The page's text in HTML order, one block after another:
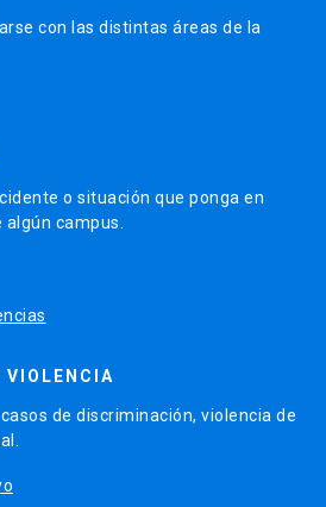
con las distintas áreas de la
o situación que ponga en
campus.
VIOLENCIA
de discriminación, violencia de